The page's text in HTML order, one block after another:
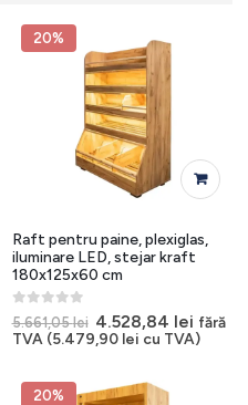
20%
Raft pentru paine, plexiglas,
iluminare LED, stejar kraft
180x125x60 cm
0out of 5
5.661,05lei Prețul
inițial
a
5.661,05 lei.
4.528,84 lei Prețul
curent
fără
TVA (5.479,90 lei cu TVA)
20%